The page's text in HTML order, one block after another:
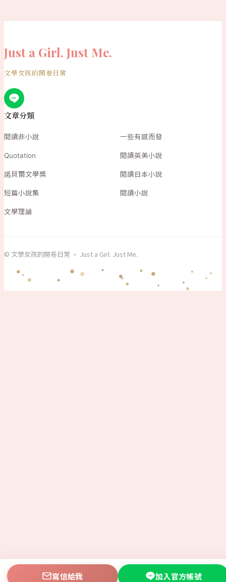
Just a Girl. Just Me.
文學女孩的開卷日常
文章分類
閱讀非小說 一些有感而發
Quotation 閱讀英美小說
諾貝爾文學獎 閱讀日本小說
短篇小說集 閱讀小說
文學理論
© 文學女孩的開卷日常 · Just a Girl. Just Me.
寫信給我 加入官方帳號